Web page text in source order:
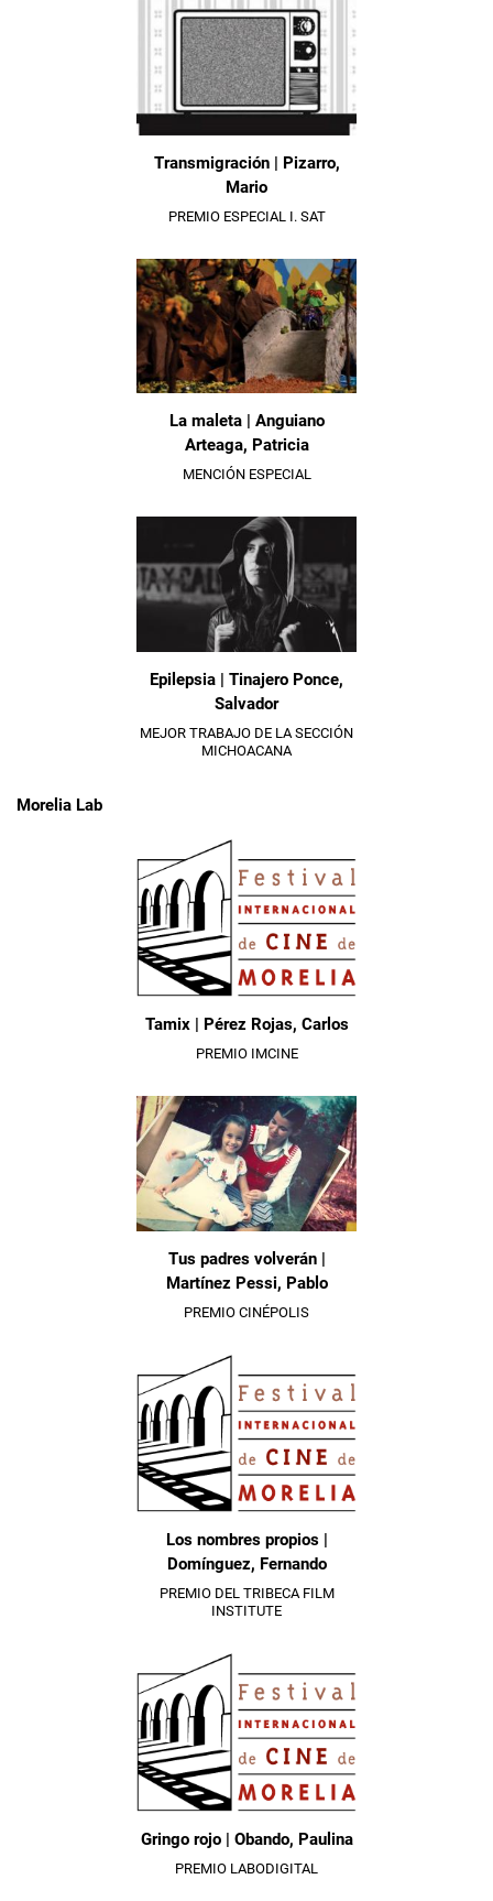
Transmigración | Pizarro,
Mario
PREMIO ESPECIAL I. SAT
La maleta | Anguiano
Arteaga, Patricia
MENCIÓN ESPECIAL
Epilepsia | Tinajero Ponce,
Salvador
MEJOR TRABAJO DE LA SECCIÓN
MICHOACANA
Morelia Lab
Tamix | Pérez Rojas, Carlos
PREMIO IMCINE
Tus padres volverán |
Martínez Pessi, Pablo
PREMIO CINÉPOLIS
Los nombres propios |
Domínguez, Fernando
PREMIO DEL TRIBECA FILM
INSTITUTE
Gringo rojo | Obando, Paulina
PREMIO LABODIGITAL